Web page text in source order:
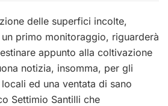
delle superfici incolte,
primo monitoraggio, riguarderà
appunto alla coltivazione
notizia, insomma, per gli
ed una ventata di sano
Settimio Santilli che